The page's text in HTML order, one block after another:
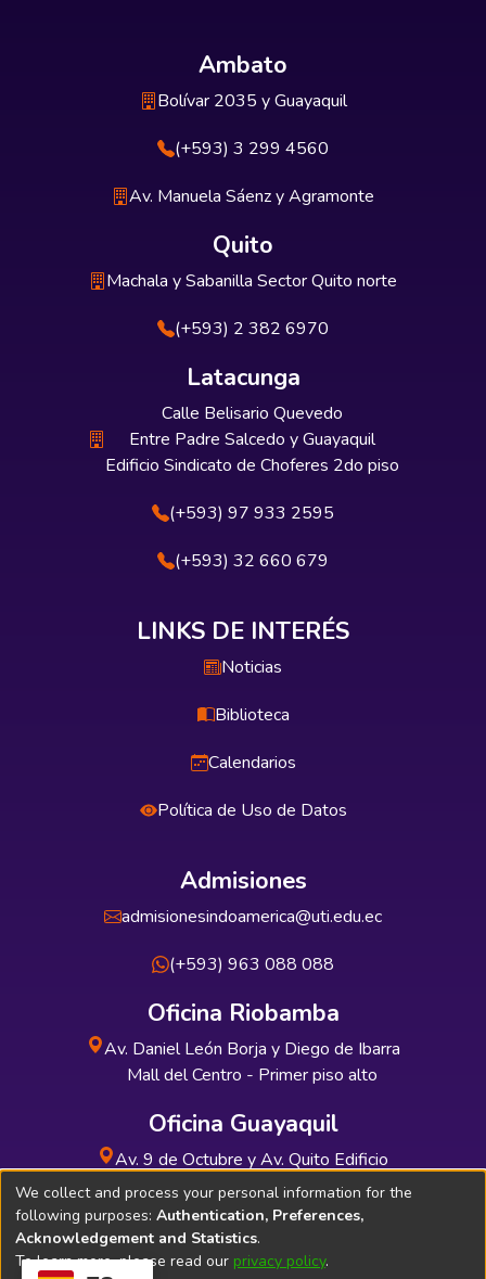
Ambato
Bolívar 2035 y Guayaquil
(+593) 3 299 4560
Av. Manuela Sáenz y Agramonte
Quito
Machala y Sabanilla Sector Quito norte
(+593) 2 382 6970
Latacunga
Calle Belisario Quevedo
Entre Padre Salcedo y Guayaquil
Edificio Sindicato de Choferes 2do piso
(+593) 97 933 2595
(+593) 32 660 679
LINKS DE INTERÉS
Noticias
Biblioteca
Calendarios
Política de Uso de Datos
Admisiones
admisionesindoamerica@uti.edu.ec
(+593) 963 088 088
Oficina Riobamba
Av. Daniel León Borja y Diego de Ibarra
Mall del Centro - Primer piso alto
Oficina Guayaquil
Av. 9 de Octubre y Av. Quito Edificio
INDUAUTO - Planta baja
We collect and process your personal information for the
following purposes: Authentication, Preferences,
Acknowledgement and Statistics.
To learn more, please read our privacy policy.